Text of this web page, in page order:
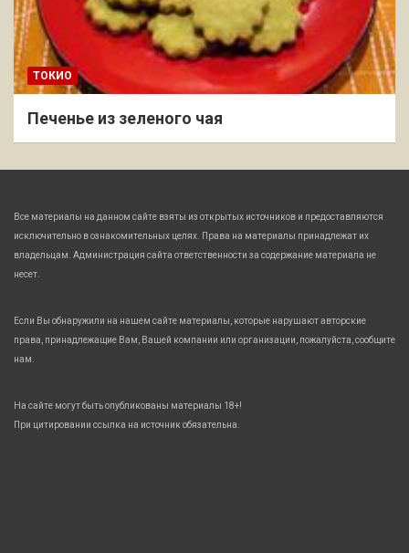
ТОКИО
Печенье из зеленого чая
Все материалы на данном сайте взяты из открытых источников и предоставляются
исключительно в ознакомительных целях. Права на материалы принадлежат их
владельцам. Администрация сайта ответственности за содержание материала не
несет.
Если Вы обнаружили на нашем сайте материалы, которые нарушают авторские
права, принадлежащие Вам, Вашей компании или организации, пожалуйста, сообщите
нам.
На сайте могут быть опубликованы материалы 18+!
При цитировании ссылка на источник обязательна.